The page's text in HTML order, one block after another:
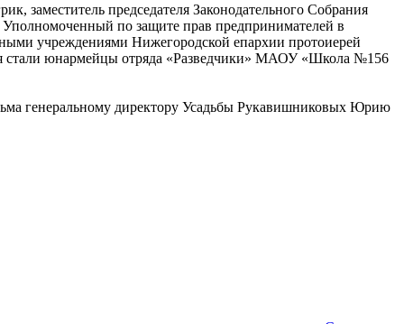
заместитель председателя Законодательного Собрания
по защите прав предпринимателей в
учреждениями Нижегородской епархии протоиерей
стали юнармейцы отряда «Разведчики» МАОУ «Школа №156
генеральному директору Усадьбы Рукавишниковых Юрию